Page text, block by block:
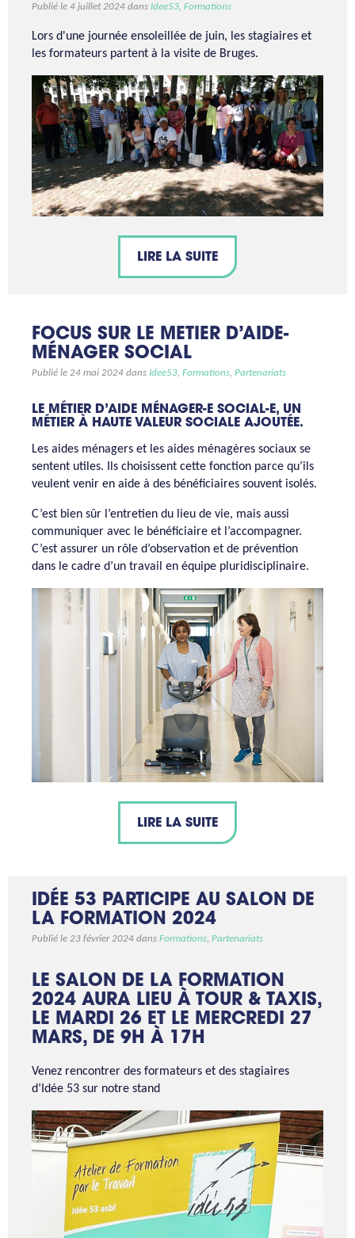
Publié le 4 juillet 2024 dans Idee53, Formations
Lors d'une journée ensoleillée de juin, les stagiaires et
les formateurs partent à la visite de Bruges.
LIRE LA SUITE
FOCUS SUR LE METIER D’AIDE-
MÉNAGER SOCIAL
Publié le 24 mai 2024 dans Idee53, Formations, Partenariats
LE MÉTIER D’AIDE MÉNAGER-E SOCIAL-E, UN
MÉTIER À HAUTE VALEUR SOCIALE AJOUTÉE.
Les aides ménagers et les aides ménagères sociaux se
sentent utiles. Ils choisissent cette fonction parce qu’ils
veulent venir en aide à des bénéficiaires souvent isolés.
C’est bien sûr l’entretien du lieu de vie, mais aussi
communiquer avec le bénéficiaire et l’accompagner.
C’est assurer un rôle d’observation et de prévention
dans le cadre d’un travail en équipe pluridisciplinaire.
LIRE LA SUITE
IDÉE 53 PARTICIPE AU SALON DE
LA FORMATION 2024
Publié le 23 février 2024 dans Formations, Partenariats
LE SALON DE LA FORMATION
2024 AURA LIEU À TOUR & TAXIS,
LE MARDI 26 ET LE MERCREDI 27
MARS, DE 9H À 17H
Venez rencontrer des formateurs et des stagiaires
d’Idée 53 sur notre stand